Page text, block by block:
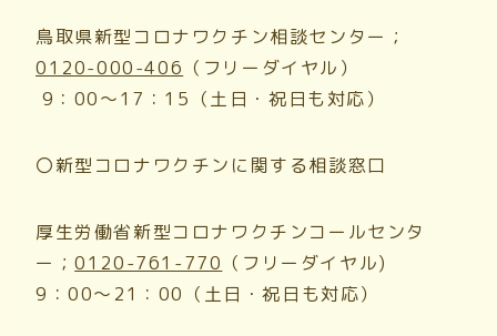
鳥取県新型コロナワクチン相談センター；
0120-000-406 （フリーダイヤル）
9 ： 00～17 ： 15 （土日・祝日も対応）
〇新型コロナワクチンに関する相談窓口
厚生労働省新型コロナワクチンコールセンタ
ー；0120-761-770 （フリーダイヤル)
9：00～21 ： 00 （土日・祝日も対応）